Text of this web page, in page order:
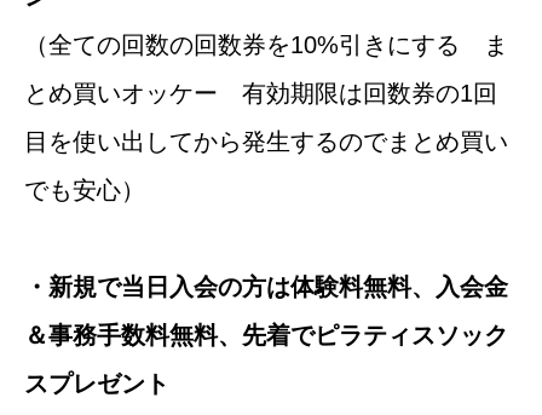
（全ての回数の回数券を10%引きにする ま
とめ買いオッケー 有効期限は回数券の1回
目を使い出してから発生するのでまとめ買い
でも安心）
・新規で当日入会の方は体験料無料、入会金
＆事務手数料無料、先着でピラティスソック
スプレゼント